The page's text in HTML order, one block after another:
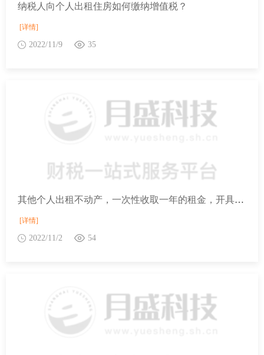
纳税人向个人出租住房如何缴纳增值税？
[详情]
2022/11/9 35
其他个人出租不动产，一次性收取一年的租金，开具增值税普通发票，是否可以享受免征增值税的优惠？
[详情]
2022/11/2 54